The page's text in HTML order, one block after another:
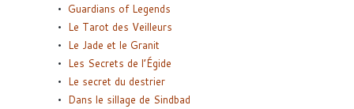
Guardians of Legends
Le Tarot des Veilleurs
Le Jade et le Granit
Les Secrets de l’Égide
Le secret du destrier
Dans le sillage de Sindbad